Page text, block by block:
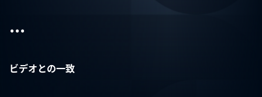
...
ビデオとの一致